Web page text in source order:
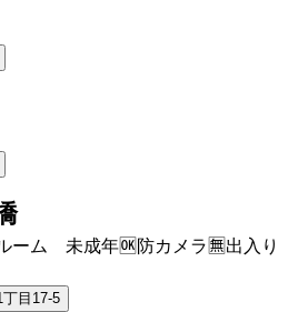
ーム 未成年🆗防カメラ🈚️出入り
目17-5